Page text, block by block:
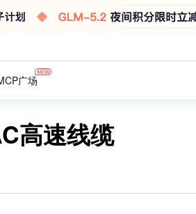
广场
高速线缆